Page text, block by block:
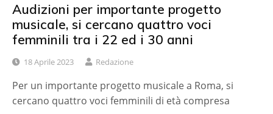
Audizioni per importante progetto
musicale, si cercano quattro voci
femminili tra i 22 ed i 30 anni
18 Aprile 2023 Redazione
Per un importante progetto musicale a Roma, si
cercano quattro voci femminili di età compresa